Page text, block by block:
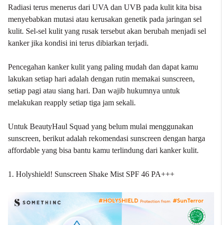
Radiasi terus menerus dari UVA dan UVB pada kulit kita bisa
menyebabkan mutasi atau kerusakan genetik pada jaringan sel
kulit. Sel-sel kulit yang rusak tersebut akan berubah menjadi sel
kanker jika kondisi ini terus dibiarkan terjadi.
Pencegahan kanker kulit yang paling mudah dan dapat kamu
lakukan setiap hari adalah dengan rutin memakai sunscreen,
setiap pagi atau siang hari. Dan wajib hukumnya untuk
melakukan reapply setiap tiga jam sekali.
Untuk BeautyHaul Squad yang belum mulai menggunakan
sunscreen, berikut adalah rekomendasi sunscreen dengan harga
affordable yang bisa bantu kamu terlindung dari kanker kulit.
1. Holyshield! Sunscreen Shake Mist SPF 46 PA+++